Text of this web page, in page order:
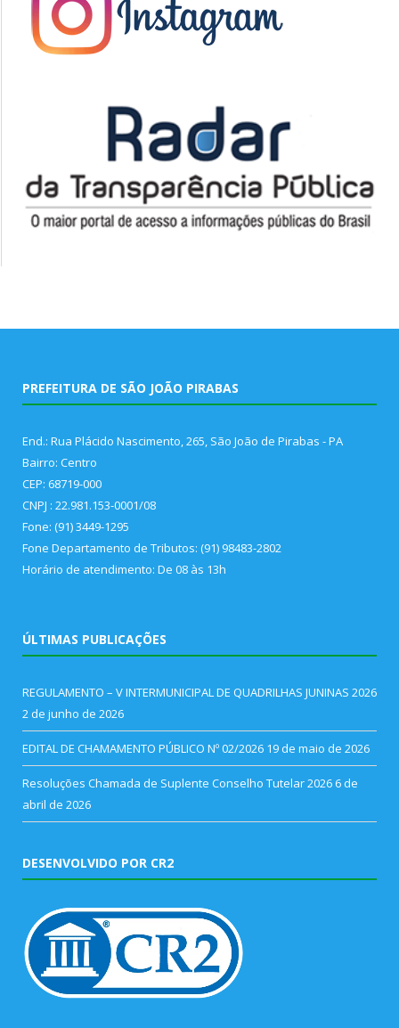
PREFEITURA DE SÃO JOÃO PIRABAS
End.: Rua Plácido Nascimento, 265, São João de Pirabas - PA
Bairro: Centro
CEP: 68719-000
CNPJ : 22.981.153-0001/08
Fone: (91) 3449-1295
Fone Departamento de Tributos: (91) 98483-2802
Horário de atendimento: De 08 às 13h
ÚLTIMAS PUBLICAÇÕES
REGULAMENTO – V INTERMUNICIPAL DE QUADRILHAS JUNINAS 2026
2 de junho de 2026
EDITAL DE CHAMAMENTO PÚBLICO Nº 02/2026 19 de maio de 2026
Resoluções Chamada de Suplente Conselho Tutelar 2026 6 de
abril de 2026
DESENVOLVIDO POR CR2